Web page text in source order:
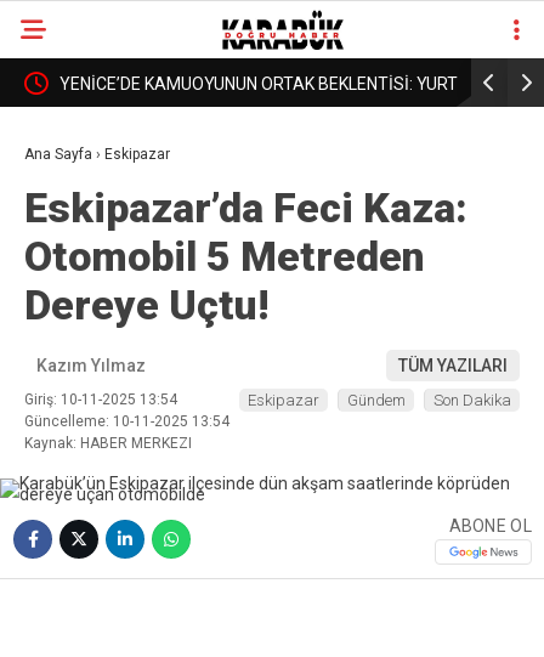
YENİCE’DE KAMUOYUNUN ORTAK BEKLENTİSİ: YURT
Ana Sayfa › Eskipazar
Eskipazar’da Feci Kaza:
Otomobil 5 Metreden
Dereye Uçtu!
Kazım Yılmaz TÜM YAZILARI
Giriş: 10-11-2025 13:54
Güncelleme: 10-11-2025 13:54
Kaynak: HABER MERKEZI
Eskipazar Gündem Son Dakika
ABONE OL